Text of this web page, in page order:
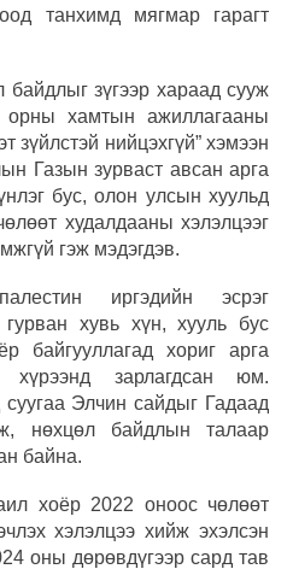
танхимд мягмар гарагт
байдлыг зүгээр хараад сууж
хамтын ажиллагааны
зүйлстэй нийцэхгүй” хэмээн
Газын зурваст авсан арга
бус, олон улсын хуульд
худалдааны хэлэлцээг
гэж мэдэгдэв.
иргэдийн эсрэг
гурван хувь хүн, хууль бус
байгууллагад хориг арга
зарлагдсан юм.
Элчин сайдыг Гадаад
нөхцөл байдлын талаар
байна.
хоёр 2022 оноос чөлөөт
хэлэлцээ хийж эхэлсэн
оны дөрөвдүгээр сард тав